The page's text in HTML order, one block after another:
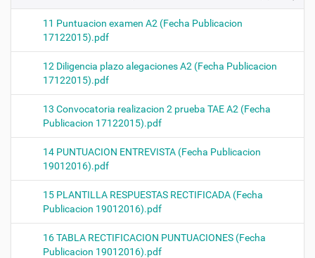
11 Puntuacion examen A2 (Fecha Publicacion
17122015).pdf
12 Diligencia plazo alegaciones A2 (Fecha Publicacion
17122015).pdf
13 Convocatoria realizacion 2 prueba TAE A2 (Fecha
Publicacion 17122015).pdf
14 PUNTUACION ENTREVISTA (Fecha Publicacion
19012016).pdf
15 PLANTILLA RESPUESTAS RECTIFICADA (Fecha
Publicacion 19012016).pdf
16 TABLA RECTIFICACION PUNTUACIONES (Fecha
Publicacion 19012016).pdf